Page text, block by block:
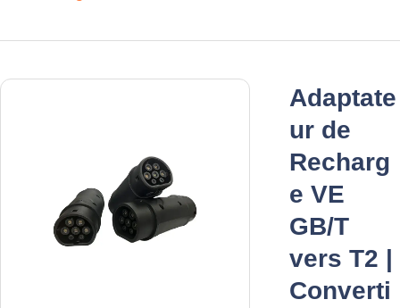
Adaptate
ur de
Recharg
e VE
GB/T
vers T2 |
Converti